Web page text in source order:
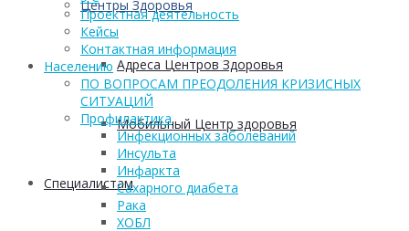
Центры Здоровья
Адреса Центров Здоровья
Мобильный Центр здоровья
Cпециалистам
Проектная деятельность
Кейсы
Контактная информация
Населению
ПО ВОПРОСАМ ПРЕОДОЛЕНИЯ КРИЗИСНЫХ
СИТУАЦИЙ
Профилактика
Инфекционных заболеваний
Инсульта
Инфаркта
Сахарного диабета
Рака
ХОБЛ